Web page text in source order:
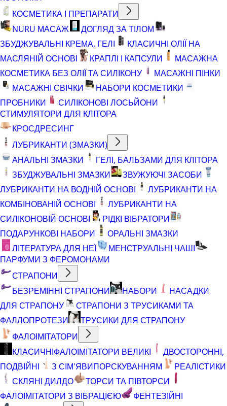
КОСМЕТИКА І ПРЕПАРАТИ
NURU МАСАЖ
ДОГЛЯД ЗА ТІЛОМ
ЗБУДЖУВАЛЬНІ КРЕМА, ГЕЛІ
КЛАСИЧНІ ОЛІЇ НА
МАСЛЯНІЙ ОСНОВІ
КРАПЛІ І КАПСУЛИ
МАСАЖНА
КОСМЕТИКА БЕЗ ОЛІЇ ТА СИЛІКОНУ
МАСАЖНІ ПІНКИ
МАСАЖНІ СВІЧКИ
НАБОРИ КОСМЕТИКИ
ПРОБНИКИ
СИЛІКОНОВІ ЛОСЬЙОНИ
СТИМУЛЯТОРИ ДЛЯ КЛІТОРА
КРОСДРЕСИНГ
ЛУБРИКАНТИ (ЗМАЗКИ)
АНАЛЬНІ ЗМАЗКИ
ГЕЛІ, БАЛЬЗАМИ ДЛЯ КЛІТОРА
ЗБУДЖУВАЛЬНІ ЗМАЗКИ
ЗВУЖУЮЧІ ЗАСОБИ
ЛУБРИКАНТИ НА ВОДНІЙ ОСНОВІ
ЛУБРИКАНТИ НА
КОМБІНОВАНІЙ ОСНОВІ
ЛУБРИКАНТИ НА
СИЛІКОНОВІЙ ОСНОВІ
РІДКІ ВІБРАТОРИ
ПОДАРУНКОВІ НАБОРИ
ОРАЛЬНІ ЗМАЗКИ
ЛІТЕРАТУРА ДЛЯ НЕЇ
МЕНСТРУАЛЬНІ ЧАШІ
ПАРФУМИ З ФЕРОМОНАМИ
СТРАПОНИ
БЕЗРЕМІННІ СТРАПОНИ
НАБОРИ
НАСАДКИ
ДЛЯ СТРАПОНУ
СТРАПОНИ З ТРУСИКАМИ ТА
ФАЛЛОПРОТЕЗИ
ТРУСИКИ ДЛЯ СТРАПОНУ
ФАЛОІМІТАТОРИ
КЛАСИЧНІФАЛОІМІТАТОРИ ВЕЛИКІ
ДВОСТОРОННІ,
ПОДВІЙНІ
З СІМ'ЯВИПОРСКУВАННЯМ
РЕАЛІСТИКИ
СКЛЯНІ ДИЛДО
ТОРСИ ТА ПІВТОРСИ
ФАЛОІМІТАТОРИ З ВІБРАЦІЄЮ
ФЕНТЕЗІЙНІ